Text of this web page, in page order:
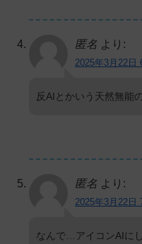
匿名 より:
2025年3月22日
反AIとかいう天然無能
匿名 より:
2025年3月22日
なんで…アイコンAIに